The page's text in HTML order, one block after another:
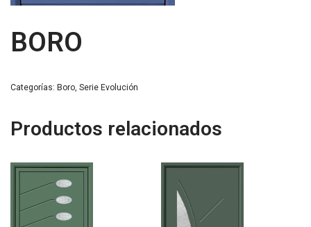
BORO
Categorías: Boro, Serie Evolución
Productos relacionados